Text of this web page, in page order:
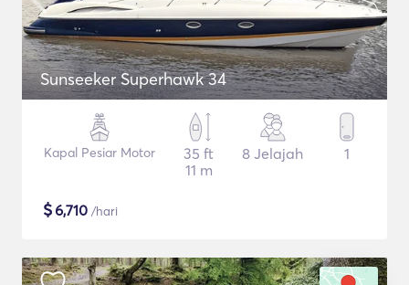
Sunseeker Superhawk 34
Kapal Pesiar Motor
35 ft
11 m
8 Jelajah 1
$6,710 /hari